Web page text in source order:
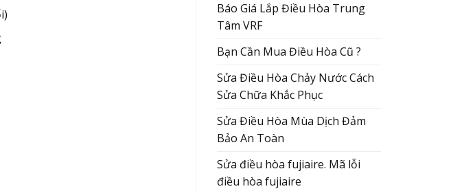
Báo Giá Lắp Điều Hòa Trung
Tâm VRF
Bạn Cần Mua Điều Hòa Cũ ?
Sửa Điều Hòa Chảy Nước Cách
Sửa Chữa Khắc Phục
Sửa Điều Hòa Mùa Dịch Đảm
Bảo An Toàn
Sửa điều hòa fujiaire. Mã lỗi
điều hòa fujiaire